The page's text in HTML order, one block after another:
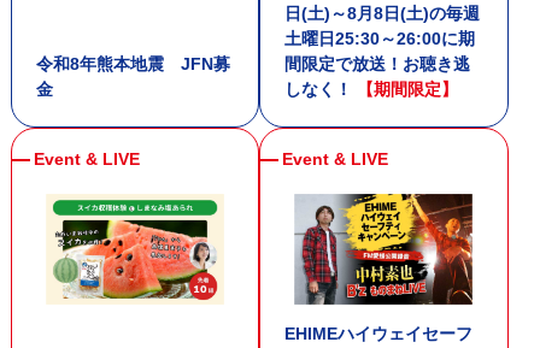
令和8年熊本地震 JFN募
金
日(土)～8月8日(土)の毎週
土曜日25:30～26:00に期
間限定で放送！お聴き逃
しなく！
【期間限定】
EHIMEハイウェイセーフ